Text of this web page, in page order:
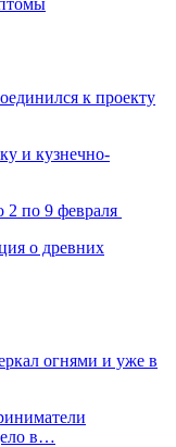
к проекту
и кузнечно-
2 по 9 февраля
о древних
огнями и уже в
в…